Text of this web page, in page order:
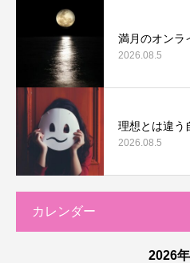
満月のオンラ
2026.08.5
理想とは違う
2026.08.5
カレンダー
2026